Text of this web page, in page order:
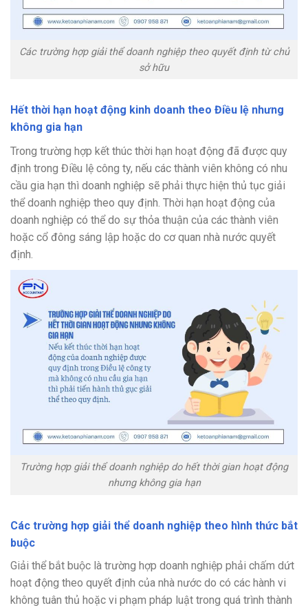
Các trường hợp giải thể doanh nghiệp theo quyết định từ chủ
sở hữu
Hết thời hạn hoạt động kinh doanh theo Điều lệ nhưng
không gia hạn
Trong trường hợp kết thúc thời hạn hoạt động đã được quy
định trong Điều lệ công ty, nếu các thành viên không có nhu
cầu gia hạn thì doanh nghiệp sẽ phải thực hiện thủ tục giải
thể doanh nghiệp theo quy định. Thời hạn hoạt động của
doanh nghiệp có thể do sự thỏa thuận của các thành viên
hoặc cổ đông sáng lập hoặc do cơ quan nhà nước quyết
định.
Trường hợp giải thể doanh nghiệp do hết thời gian hoạt động
nhưng không gia hạn
Các trường hợp giải thể doanh nghiệp theo hình thức bắt
buộc
Giải thể bắt buộc là trường hợp doanh nghiệp phải chấm dứt
hoạt động theo quyết định của nhà nước do có các hành vi
không tuân thủ hoặc vi phạm pháp luật trong quá trình thành